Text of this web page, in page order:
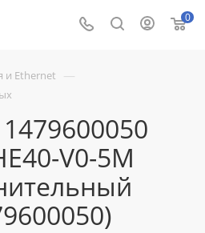
0
и Ethernet —
V0-5M